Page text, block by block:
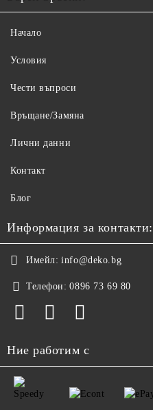
Начало
Условия
Чести въпроси
Връщане/Замяна
Лични данни
Контакт
Блог
Информация за контакти:
Имейл: info@deko.bg
Телефон: 0896 73 69 80
Ние работим с